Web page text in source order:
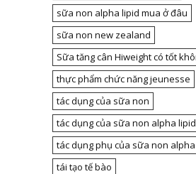
sữa non alpha lipid mua ở đâu
sữa non new zealand
Sữa tăng cân Hiweight có tốt
thực phẩm chức năng jeunesse
tác dụng của sữa non
tác dụng của sữa non alpha lipid
tác dụng phụ của sữa non
tái tạo tế bào